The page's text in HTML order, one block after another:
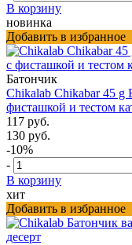
В корзину
новинка
Добавить в избранное
Батончик
Chikalab Chikabar 45 g
фисташкой и тестом
117 руб.
130 руб.
-10%
-
В корзину
хит
Добавить в избранное